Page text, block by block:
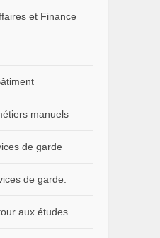
et Finance
manuels
de garde
de garde.
aux études